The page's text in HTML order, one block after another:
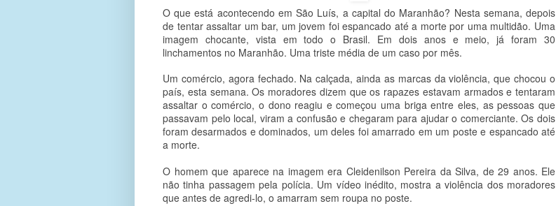
O que está acontecendo em São Luís, a capital do Maranhão? Nesta semana, depois
de tentar assaltar um bar, um jovem foi espancado até a morte por uma multidão. Uma
imagem chocante, vista em todo o Brasil. Em dois anos e meio, já foram 30
linchamentos no Maranhão. Uma triste média de um caso por mês.
Um comércio, agora fechado. Na calçada, ainda as marcas da violência, que chocou o
país, esta semana. Os moradores dizem que os rapazes estavam armados e tentaram
assaltar o comércio, o dono reagiu e começou uma briga entre eles, as pessoas que
passavam pelo local, viram a confusão e chegaram para ajudar o comerciante. Os dois
foram desarmados e dominados, um deles foi amarrado em um poste e espancado até
a morte.
O homem que aparece na imagem era Cleidenilson Pereira da Silva, de 29 anos. Ele
não tinha passagem pela polícia. Um vídeo inédito, mostra a violência dos moradores
que antes de agredi-lo, o amarram sem roupa no poste.